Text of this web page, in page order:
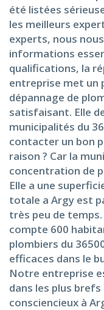
été listées
les meilleurs
experts, nous
informations
qualifications, la
entreprise met un
dépannage de
satisfaisant. Elle
municipalités du
contacter un bon
raison ? Car la
concentration de
Elle a une
totale a Argy est
très peu de
compte 600
plombiers du
efficaces dans le
Notre entreprise
dans les plus
consciencieux à